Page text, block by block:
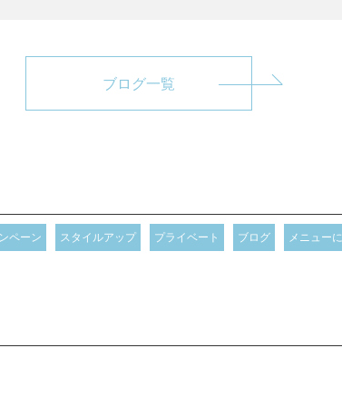
ブログ一覧
ペーン スタイルアップ プライベート ブログ メニュー